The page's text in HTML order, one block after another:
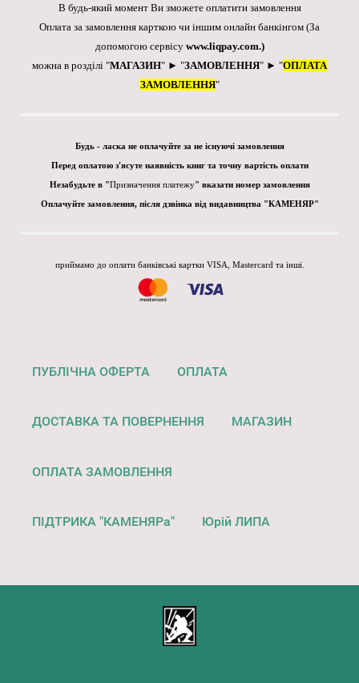
В будь-який момент Ви зможете оплатити замовлення
Оплата за замовлення карткою чи іншим онлайн банкінгом (За
допомогою сервісу www.liqpay.com.)
можна в розділі "МАГАЗИН" ► "ЗАМОВЛЕННЯ" ► "ОПЛАТА
ЗАМОВЛЕННЯ"
Будь - ласка не оплачуйте за не існуючі замовлення
Перед оплатою з'ясуте наявність книг та точну вартість оплати
Незабудьте в "Призначення платежу" вказати номер замовлення
Оплачуйте замовлення, після дзвінка від видавництва "КАМЕНЯР"
приймамо до оплати банківські картки VISA, Mastercard та інші.
ПУБЛІЧНА ОФЕРТА ОПЛАТА
ДОСТАВКА ТА ПОВЕРНЕННЯ МАГАЗИН
ОПЛАТА ЗАМОВЛЕННЯ
ПІДТРИКА "КАМЕНЯРа" Юрій ЛИПА